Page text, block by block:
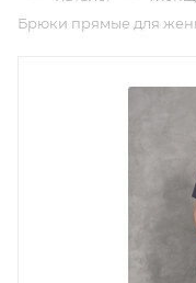
Брюки прямые для